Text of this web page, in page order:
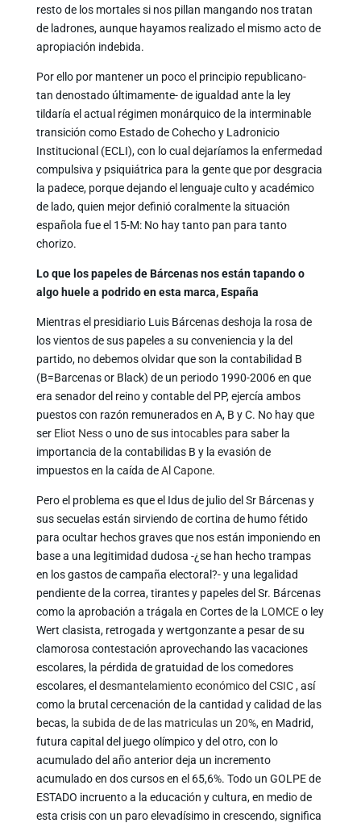
resto de los mortales si nos pillan mangando nos tratan
de ladrones, aunque hayamos realizado el mismo acto de
apropiación indebida.
Por ello por mantener un poco el principio republicano-
tan denostado últimamente- de igualdad ante la ley
tildaría el actual régimen monárquico de la interminable
transición como Estado de Cohecho y Ladronicio
Institucional (ECLI), con lo cual dejaríamos la enfermedad
compulsiva y psiquiátrica para la gente que por desgracia
la padece, porque dejando el lenguaje culto y académico
de lado, quien mejor definió coralmente la situación
española fue el 15-M: No hay tanto pan para tanto
chorizo.
Lo que los papeles de Bárcenas nos están tapando o
algo huele a podrido en esta marca, España
Mientras el presidiario Luis Bárcenas deshoja la rosa de
los vientos de sus papeles a su conveniencia y la del
partido, no debemos olvidar que son la contabilidad B
(B=Barcenas or Black) de un periodo 1990-2006 en que
era senador del reino y contable del PP, ejercía ambos
puestos con razón remunerados en A, B y C. No hay que
ser Eliot Nesso uno de sus intocablespara saber la
importancia de la contabilidas B y la evasión de
impuestos en la caída deAl Capone.
Pero el problema es que el Idus de julio del Sr Bárcenas y
sus secuelas están sirviendo de cortina de humo fétido
para ocultar hechos graves que nos están imponiendo en
base a una legitimidad dudosa -¿se han hecho trampas
en los gastos de campaña electoral?- y una legalidad
pendiente de la correa, tirantes y papeles del Sr. Bárcenas
como la aprobación a trágala en Cortes de la LOMCEo ley
Wert clasista, retrogada y wertgonzante a pesar de su
clamorosa contestación aprovechando las vacaciones
escolares, la pérdida de gratuidad de los comedores
escolares, el desmantelamiento económico del CSIC, así
como la brutal cercenación de la cantidad y calidad de las
becas, la subida de de las matriculas un 20%, en Madrid,
futura capital del juego olímpico y del otro, con lo
acumulado del año anterior deja un incremento
acumulado en dos cursos en el 65,6%. Todo un GOLPE de
ESTADO incruento a la educación y cultura, en medio de
esta crisis con un paro elevadísimo in crescendo, significa